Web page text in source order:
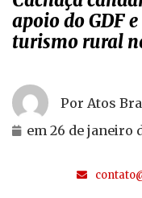
apoio do GDF
turismo rural
Por Atos
em 26 de janeiro